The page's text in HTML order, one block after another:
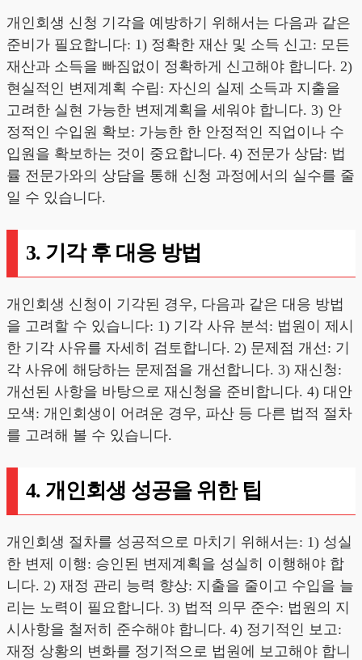
개인회생 신청 기각을 예방하기 위해서는 다음과 같은
준비가 필요합니다: 1) 정확한 재산 및 소득 신고: 모든
재산과 소득을 빠짐없이 정확하게 신고해야 합니다. 2)
현실적인 변제계획 수립: 자신의 실제 소득과 지출을
고려한 실현 가능한 변제계획을 세워야 합니다. 3) 안
정적인 수입원 확보: 가능한 한 안정적인 직업이나 수
입원을 확보하는 것이 중요합니다. 4) 전문가 상담: 법
률 전문가와의 상담을 통해 신청 과정에서의 실수를 줄
일 수 있습니다.
3. 기각 후 대응 방법
개인회생 신청이 기각된 경우, 다음과 같은 대응 방법
을 고려할 수 있습니다: 1) 기각 사유 분석: 법원이 제시
한 기각 사유를 자세히 검토합니다. 2) 문제점 개선: 기
각 사유에 해당하는 문제점을 개선합니다. 3) 재신청:
개선된 사항을 바탕으로 재신청을 준비합니다. 4) 대안
모색: 개인회생이 어려운 경우, 파산 등 다른 법적 절차
를 고려해 볼 수 있습니다.
4. 개인회생 성공을 위한 팁
개인회생 절차를 성공적으로 마치기 위해서는: 1) 성실
한 변제 이행: 승인된 변제계획을 성실히 이행해야 합
니다. 2) 재정 관리 능력 향상: 지출을 줄이고 수입을 늘
리는 노력이 필요합니다. 3) 법적 의무 준수: 법원의 지
시사항을 철저히 준수해야 합니다. 4) 정기적인 보고:
재정 상황의 변화를 정기적으로 법원에 보고해야 합니